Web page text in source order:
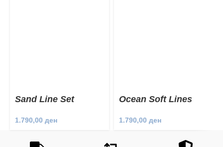
Sand Line Set
1.790,00 ден
Ocean Soft Lines
1.790,00 ден